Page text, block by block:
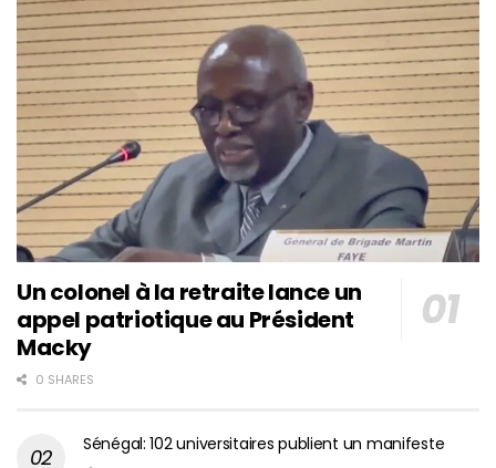
Un colonel à la retraite lance un
appel patriotique au Président
Macky
0 SHARES
Sénégal: 102 universitaires publient un manifeste